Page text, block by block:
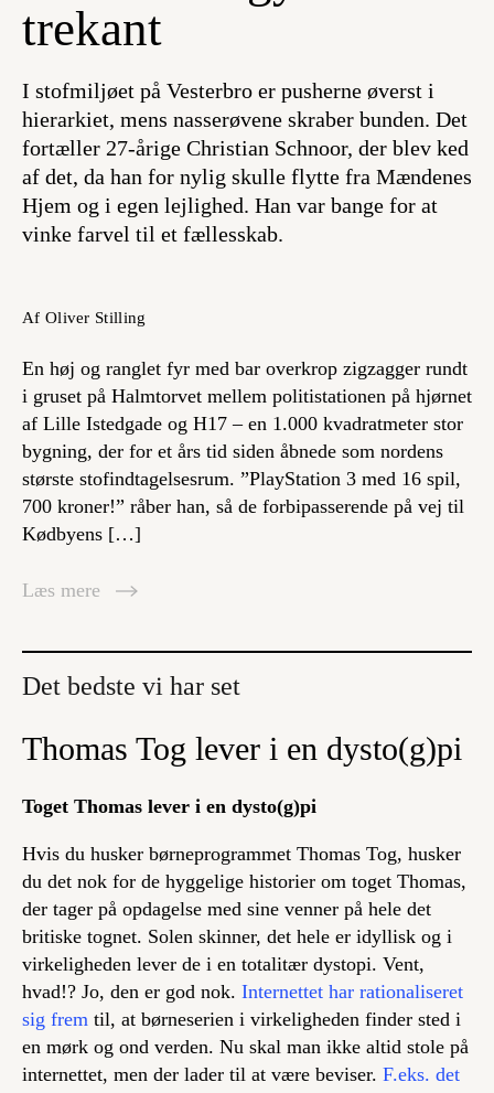
trekant
I stofmiljøet på Vesterbro er pusherne øverst i
hierarkiet, mens nasserøvene skraber bunden. Det
fortæller 27-årige Christian Schnoor, der blev ked
af det, da han for nylig skulle flytte fra Mændenes
Hjem og i egen lejlighed. Han var bange for at
vinke farvel til et fællesskab.
Af Oliver Stilling
En høj og ranglet fyr med bar overkrop zigzagger rundt
i gruset på Halmtorvet mellem politistationen på hjørnet
af Lille Istedgade og H17 – en 1.000 kvadratmeter stor
bygning, der for et års tid siden åbnede som nordens
største stofindtagelsesrum. ”PlayStation 3 med 16 spil,
700 kroner!” råber han, så de forbipasserende på vej til
Kødbyens […]
Læs mere
Det bedste vi har set
Thomas Tog lever i en dysto(g)pi
Toget Thomas lever i en dysto(g)pi
Hvis du husker børneprogrammet Thomas Tog, husker
du det nok for de hyggelige historier om toget Thomas,
der tager på opdagelse med sine venner på hele det
britiske tognet. Solen skinner, det hele er idyllisk og i
virkeligheden lever de i en totalitær dystopi. Vent,
hvad!? Jo, den er god nok. Internettet har rationaliseret
sig frem til, at børneserien i virkeligheden finder sted i
en mørk og ond verden. Nu skal man ikke altid stole på
internettet, men der lader til at være beviser. F.eks. det